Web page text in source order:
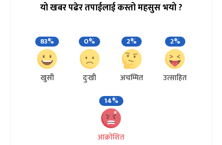
यो खबर पढेर तपाईलाई कस्तो महसुस भयो ?
83%
खुसी
0%
दुःखी
2%
अचम्मित
2%
उत्साहित
14%
आक्रोशित